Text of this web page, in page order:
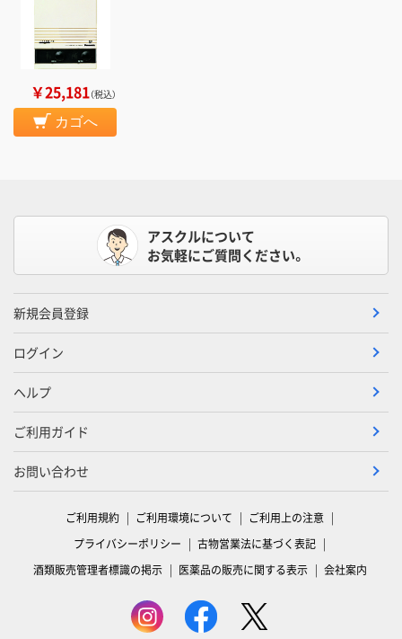
￥25,181（税込）
カゴへ
アスクルについて
お気軽にご質問ください。
新規会員登録
ログイン
ヘルプ
ご利用ガイド
お問い合わせ
ご利用規約 ご利用環境について
ご利用上の注意
プライバシーポリシー
古物営業法に基づく表記
酒類販売管理者標識の掲示
医薬品の販売に関する表示 会社案内